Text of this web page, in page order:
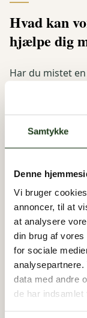
Samtykke
Denne
Vi bruger
annoncer, til at
at analysere
din brug af
for sociale
data med andre
de har indsamlet
Hvad kan
hjælpe dig
Har du mistet
bedemand i
med et
vedkommende
weekender og
Derudover
samt hvis du
eller
Kom i